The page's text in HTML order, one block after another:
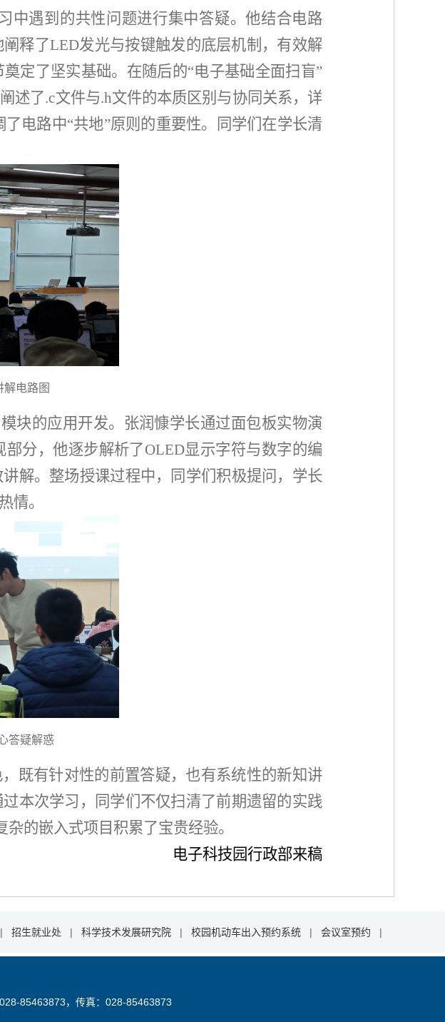
中遇到的共性问题进行集中答疑。他结合电路
释了LED发光与按键触发的底层机制，有效解
定了坚实基础。在随后的“电子基础全面扫盲”
述了.c文件与.h文件的本质区别与协同关系，详
电路中“共地”原则的重要性。同学们在学长清
解电路图
块的应用开发。张润慷学长通过面包板实物演
分，他逐步解析了OLED显示字符与数字的编
解。整场授课过程中，同学们积极提问，学长
情。
答疑解惑
既有针对性的前置答疑，也有系统性的新知讲
本次学习，同学们不仅扫清了前期遗留的实践
的嵌入式项目积累了宝贵经验。
电子科技园行政部来稿
| 招生就业处 | 科学技术发展研究院 | 校园机动车出入预约系统 | 会议室预约 |
85463873，传真：028-85463873